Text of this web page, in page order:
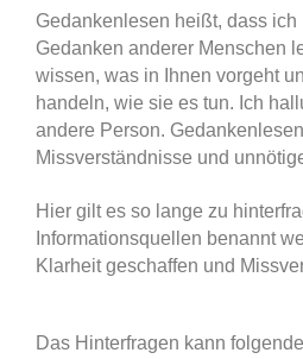
Gedankenlesen heißt, dass ich
Gedanken anderer Menschen
wissen, was in Ihnen vorgeht
handeln, wie sie es tun. Ich
andere Person.
Missverständnisse und
Hier gilt es so lange zu
Informationsquellen benannt
Klarheit geschaffen und
Das Hinterfragen kann